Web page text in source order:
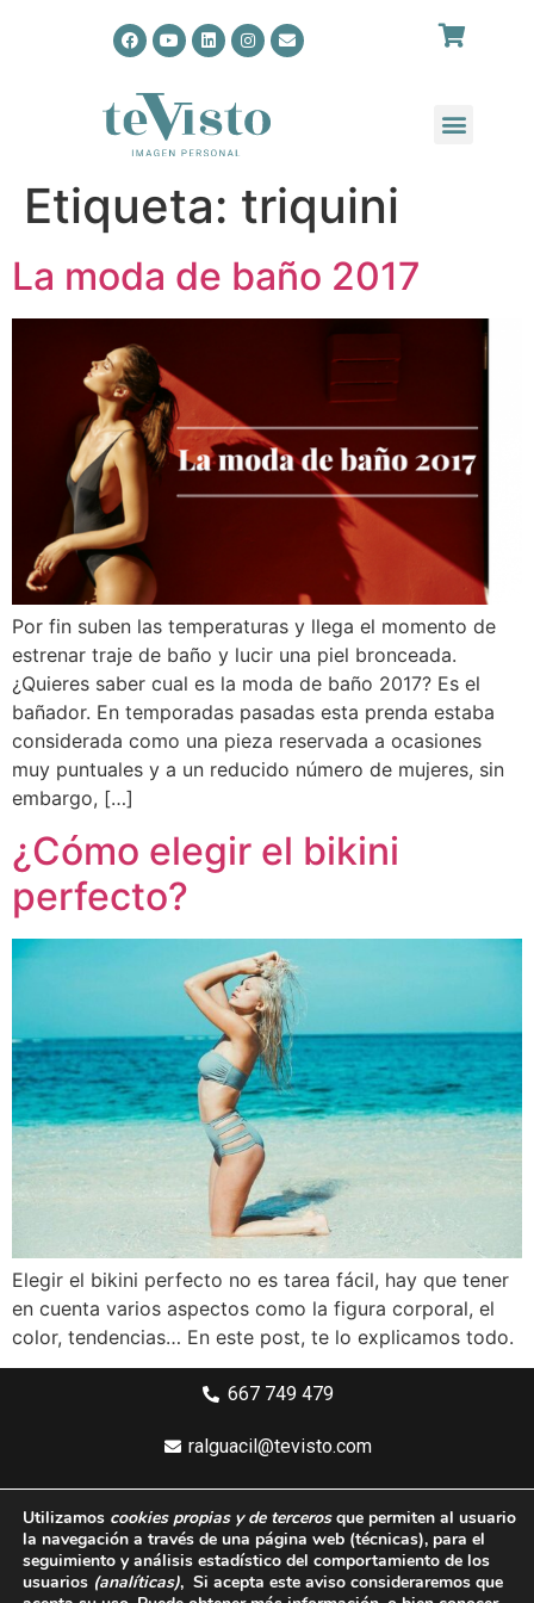
Etiqueta: triquini
La moda de baño 2017
Por fin suben las temperaturas y llega el momento de
estrenar traje de baño y lucir una piel bronceada.
¿Quieres saber cual es la moda de baño 2017? Es el
bañador. En temporadas pasadas esta prenda estaba
considerada como una pieza reservada a ocasiones
muy puntuales y a un reducido número de mujeres, sin
embargo, […]
¿Cómo elegir el bikini
perfecto?
Elegir el bikini perfecto no es tarea fácil, hay que tener
en cuenta varios aspectos como la figura corporal, el
color, tendencias… En este post, te lo explicamos todo.
667 749 479
ralguacil@tevisto.com
Aviso legal
Política de privacidad
Utilizamos cookies propias y de tercerosque permiten al usuario
la navegación a través de una página web (técnicas), para el
seguimiento y análisis estadístico del comportamiento de los
usuarios (analíticas), Si acepta este aviso consideraremos que